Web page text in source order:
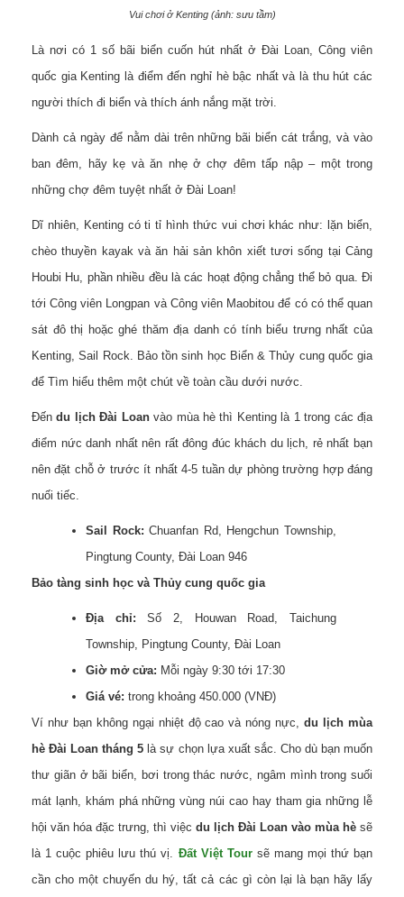
Vui chơi ở Kenting (ảnh: sưu tầm)
Là nơi có 1 số bãi biển cuốn hút nhất ở Đài Loan, Công viên
quốc gia Kenting là điểm đến nghỉ hè bậc nhất và là thu hút các
người thích đi biển và thích ánh nắng mặt trời.
Dành cả ngày để nằm dài trên những bãi biển cát trắng, và vào
ban đêm, hãy kẹ và ăn nhẹ ở chợ đêm tấp nập – một trong
những chợ đêm tuyệt nhất ở Đài Loan!
Dĩ nhiên, Kenting có ti tỉ hình thức vui chơi khác như: lặn biển,
chèo thuyền kayak và ăn hải sản khôn xiết tươi sống tại Cảng
Houbi Hu, phần nhiều đều là các hoạt động chẳng thể bỏ qua. Đi
tới Công viên Longpan và Công viên Maobitou để có có thể quan
sát đô thị hoặc ghé thăm địa danh có tính biểu trưng nhất của
Kenting, Sail Rock. Bảo tồn sinh học Biển & Thủy cung quốc gia
để Tìm hiểu thêm một chút về toàn cầu dưới nước.
Đếndu lịch Đài Loanvào mùa hè thì Kenting là 1 trong các địa
điểm nức danh nhất nên rất đông đúc khách du lịch, rẻ nhất bạn
nên đặt chỗ ở trước ít nhất 4-5 tuần dự phòng trường hợp đáng
nuối tiếc.
Sail Rock: Chuanfan Rd, Hengchun Township,
Pingtung County, Đài Loan 946
Bảo tàng sinh học và Thủy cung quốc gia
Địa chỉ:
Số 2, Houwan Road, Taichung
Township, Pingtung County, Đài Loan
Giờ mở cửa: Mỗi ngày 9:30 tới 17:30
Giá vé: trong khoảng 450.000 (VNĐ)
Ví như bạn không ngại nhiệt độ cao và nóng nực, du lịch mùa
hè Đài Loan tháng 5 là sự chọn lựa xuất sắc. Cho dù bạn muốn
thư giãn ở bãi biển, bơi trong thác nước, ngâm mình trong suối
mát lạnh, khám phá những vùng núi cao hay tham gia những lễ
hội văn hóa đặc trưng, thì việc du lịch Đài Loan vào mùa hè sẽ
là 1 cuộc phiêu lưu thú vị. Đất Việt Tour sẽ mang mọi thứ bạn
cần cho một chuyến du hý, tất cả các gì còn lại là bạn hãy lấy